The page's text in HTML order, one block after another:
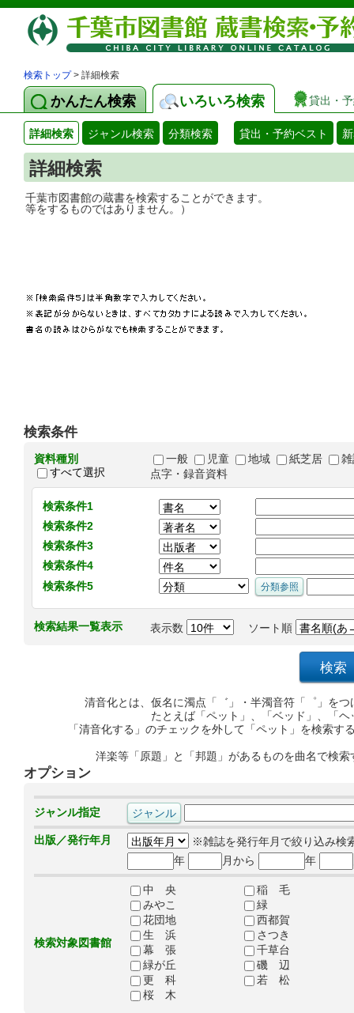
検索トップ> 詳細検索
かんたん検索 いろいろ検索 貸出・
詳細検索 ジャンル検索 分類検索 貸出・予約ベスト
詳細検索
千葉市図書館の蔵書を検索することがで
等をするものではありません。）
検索条件
資料種別
すべて選択
一般 児童 地域 紙芝居
点字・録音資料
検索条件1
検索条件2
検索条件3
検索条件4
検索条件5
検索結果一覧表示 表示数 ソート順
清音化とは、仮名に濁点「゛」・半濁音符「゜」を
たとえば「ペット」、「ベッド」、「
「清音化する」のチェックを外して「ペット」を検索
洋楽等「原題」と「邦題」があるものを曲名で検
オプション
ジャンル指定
出版／発行年月
※雑誌を発行年月で絞り込み検
年
月から 年
検索対象図書館
中 央
稲 毛
みやこ
緑
花団地
西都賀
生 浜
さつき
幕 張
千草台
緑が丘
磯 辺
更 科
若 松
桜 木